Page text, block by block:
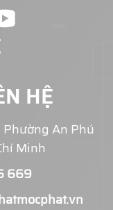
HỆ
An Phú
Minh
669